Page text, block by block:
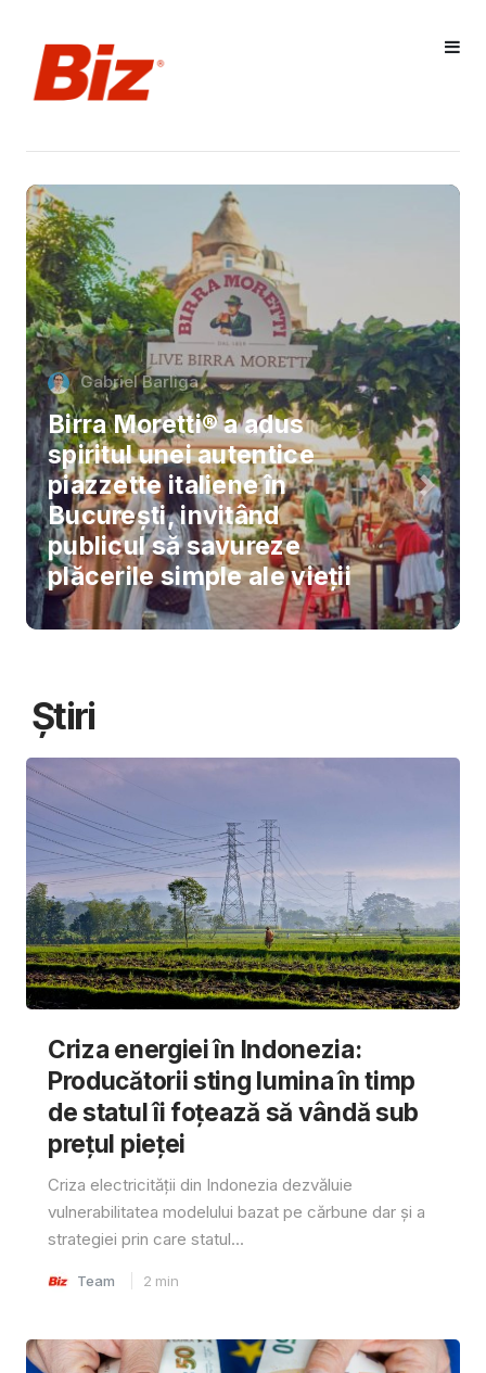
Gabriel Barliga
Birra Moretti® a adus
spiritul unei autentice
piazzette italiene în
București, invitând
publicul să savureze
plăcerile simple ale vieții
Știri
Criza energiei în Indonezia:
Producătorii sting lumina în timp
de statul îi foțează să vândă sub
prețul pieței
Criza electricității din Indonezia dezvăluie
vulnerabilitatea modelului bazat pe cărbune dar și a
strategiei prin care statul...
Team 2 min